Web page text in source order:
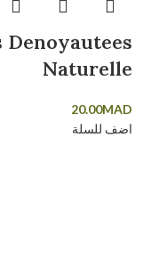
Denoyautees
Naturelle
20.00MAD
اضف للسلة